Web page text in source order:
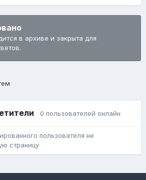
в архиве и закрыта для
0 пользователей онлайн
пользователя не
страницу